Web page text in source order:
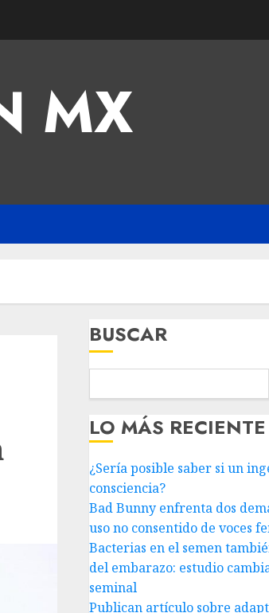
MX
BUSCAR
LO MÁS RECIENTE
¿Sería posible saber si un
consciencia?
Bad Bunny enfrenta dos
uso no consentido de voces
Bacterias en el semen
del embarazo: estudio
seminal
Publican artículo sobre